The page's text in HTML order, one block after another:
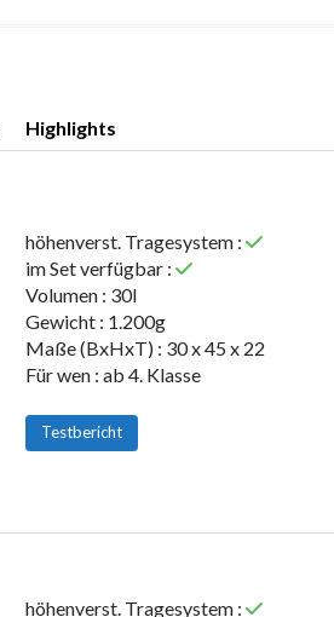
Highlights
höhenverst. Tragesystem :
im Set verfügbar :
Volumen : 30l
Gewicht : 1.200g
Maße (BxHxT) : 30 x 45 x 22
Für wen : ab 4. Klasse
Testbericht
höhenverst. Tragesystem :